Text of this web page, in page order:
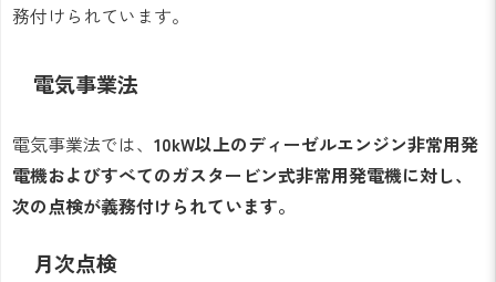
務付けられています。
電気事業法
電気事業法では、 10kW以上のディーゼルエンジン非常用発
電機およびすべてのガスタービン式非常用発電機に対し、
次の点検が義務付けられています。
月次点検